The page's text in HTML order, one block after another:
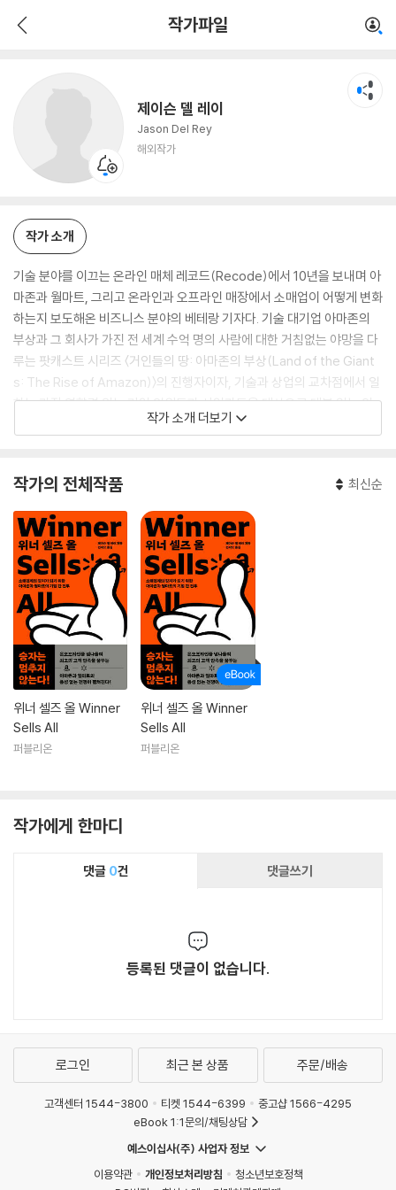
작가파일
제이슨 델 레이
Jason Del Rey
해외작가
작가 소개
기술 분야를 이끄는 온라인 매체 레코드(Recode)에서 10년을 보내며 아
마존과 월마트, 그리고 온라인과 오프라인 매장에서 소매업이 어떻게 변화
하는지 보도해온 비즈니스 분야의 베테랑 기자다. 기술 대기업 아마존의
부상과 그 회사가 가진 전 세계 수억 명의 사람에 대한 거침없는 야망을 다
루는 팟캐스트 시리즈 〈거인들의 땅: 아마존의 부상(Land of the Giant
s: The Rise of Amazon)〉의 진행자이자, 기술과 상업의 교차점에서 일
하는 가장 영향력 있는 기업 임원들과 사업가들을 대상으로 대본 없는 인
터뷰를 진행하는 게 특징인 코드 커머스(Code Commerce)라는 이벤
정했다. 현재 뉴저지에서 아내와 아이들 두 명과 함께 살고 있다.
작가 소개 더보기
작가의 전체작품 최신순
위너 셀즈 올 Winner
Sells All
퍼블리온
위너 셀즈 올 Winner
Sells All
퍼블리온
작가에게 한마디
댓글 0건 댓글쓰기
등록된 댓글이 없습니다.
로그인 최근 본 상품 주문/배송
고객센터 1544-3800 티켓 1544-6399
중고샵 1566-4295
eBook 1:1문의/채팅상담
예스이십사(주) 사업자 정보
이용약관
개인정보처리방침
청소년보호정책